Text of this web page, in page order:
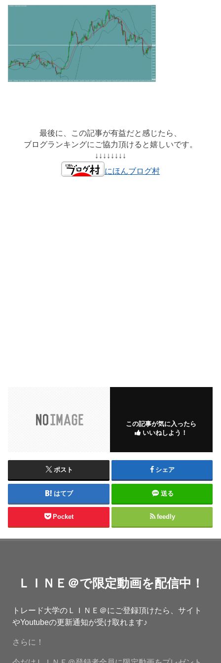
最後に、この記事が有益だと感じたら、
ブログランキングにご協力頂けると嬉しいです。
↓↓↓↓↓↓↓↓
にほんブログ村
この記事が気に入ったら
いいねしよう！
ポスト シェア
はてブ 送る
Pocket feedly
ＬＩＮＥ＠で限定動画を配信中！
トレード大学のＬＩＮＥ＠にご登録頂けたら、サイト
やYoutubeの更新通知が受け取れます♪
さらに！